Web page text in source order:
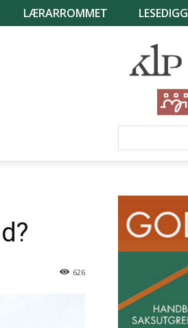
LÆRARROMMET LESEDIGG
626